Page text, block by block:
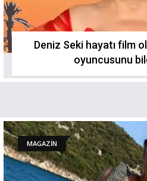
Deniz Seki hayatı film
oyuncusunu
MAGAZİN